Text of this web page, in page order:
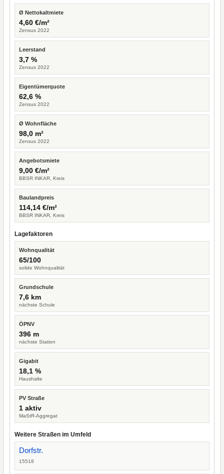
Ø Nettokaltmiete
4,60 €/m²
Zensus 2022
Leerstand
3,7 %
Zensus 2022
Eigentümerquote
62,6 %
Zensus 2022
Ø Wohnfläche
98,0 m²
Zensus 2022
Angebotsmiete
9,00 €/m²
BBSR INKAR, Kreis
Baulandpreis
114,14 €/m²
BBSR INKAR, Kreis
Lagefaktoren
Wohnqualität
65/100
solide Wohnqualität
Grundschule
7,6 km
nächste Schule
ÖPNV
396 m
nächste Station
Gigabit
18,1 %
Haushalte
PV Straße
1 aktiv
MaStR-Aggregat
Weitere Straßen im Umfeld
Dorfstr.
15518